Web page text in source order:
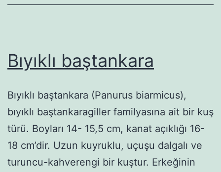
Bıyıklı baştankara
Bıyıklı baştankara (Panurus biarmicus),
bıyıklı baştankaragiller familyasına ait bir kuş
türü. Boyları 14- 15,5 cm, kanat açıklığı 16-
18 cm’dir. Uzun kuyruklu, uçuşu dalgalı ve
turuncu-kahverengi bir kuştur. Erkeğinin